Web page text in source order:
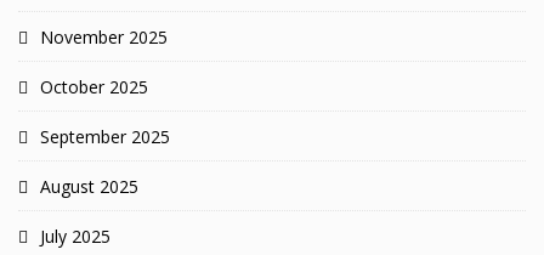
November 2025
October 2025
September 2025
August 2025
July 2025